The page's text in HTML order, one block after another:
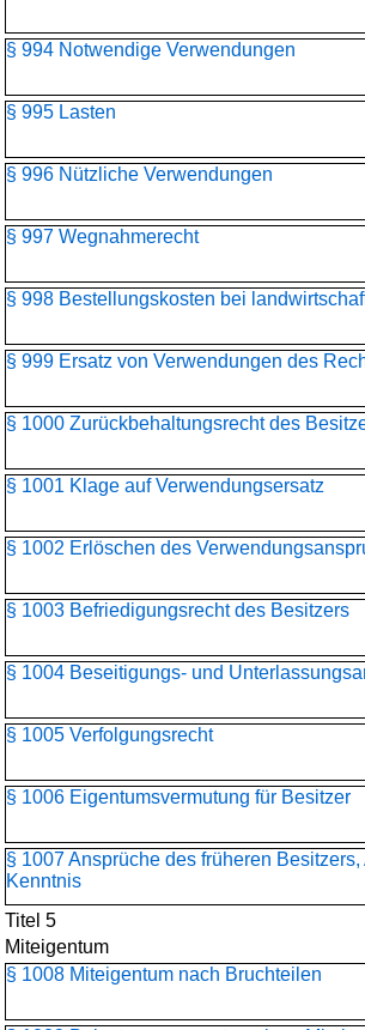
§ 994 Notwendige Verwendungen
§ 995 Lasten
§ 996 Nützliche Verwendungen
§ 997 Wegnahmerecht
§ 998 Bestellungskosten bei
§ 999 Ersatz von Verwendungen des
§ 1000 Zurückbehaltungsrecht des
§ 1001 Klage auf Verwendungsersatz
§ 1002 Erlöschen des
§ 1003 Befriedigungsrecht des Besitzers
§ 1004 Beseitigungs- und
§ 1005 Verfolgungsrecht
§ 1006 Eigentumsvermutung für Besitzer
§ 1007 Ansprüche des früheren
Kenntnis
Titel 5
Miteigentum
§ 1008 Miteigentum nach Bruchteilen